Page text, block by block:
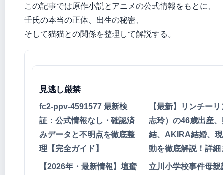
この記事では原作小説とアニメの公式情報をもとに、
壬氏の本当の正体、出生の秘密、
そして猫猫との関係を整理して解説する。
見逃し厳禁
fc2-ppv-4591577 最新検
証：公式情報なし・確認済
みデータと不明点を徹底整
理【完全ガイド】
【最新】リンチー
志玲）の46歳出産
結、AKIRA結婚、
動を徹底解説！詳細
【2026年・最新情報】壇蜜
立川小学校事件母親